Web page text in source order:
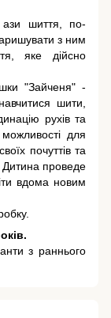
ази шиття, по-
з ним
яке дійсно
"Зайченя" -
шити,
рухів та
можливості для
почуттів та
Дитина проведе
вдома новим
з раннього